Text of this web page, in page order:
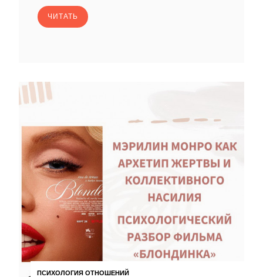
ЧИТАТЬ
ПСИХОЛОГИЯ ОТНОШЕНИЙ